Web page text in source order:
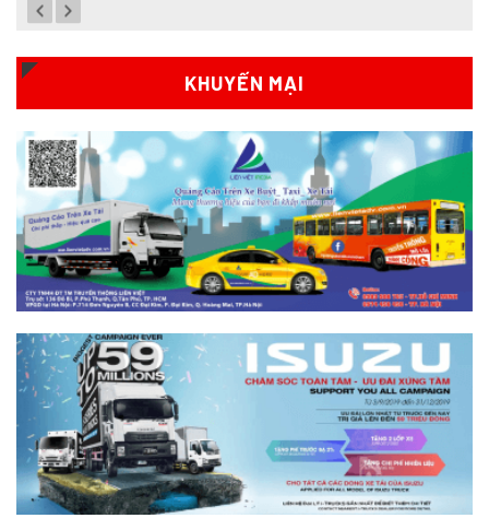
Xem chi tiết >>
So sánh xe tải SRM T35 và SRM T50: Nên
nâng tải hay tiết kiệm?
Xem chi tiết >>
So sánh xe tải SRM T35 và SRM K990:
Khác biệt gì và chọn sao cho đúng?
Xem chi tiết >>
So sánh xe tải SRM T35 và Tera 100s:
Nên chọn dòng nào?
Xem chi tiết >>
KHUYẾN MẠI